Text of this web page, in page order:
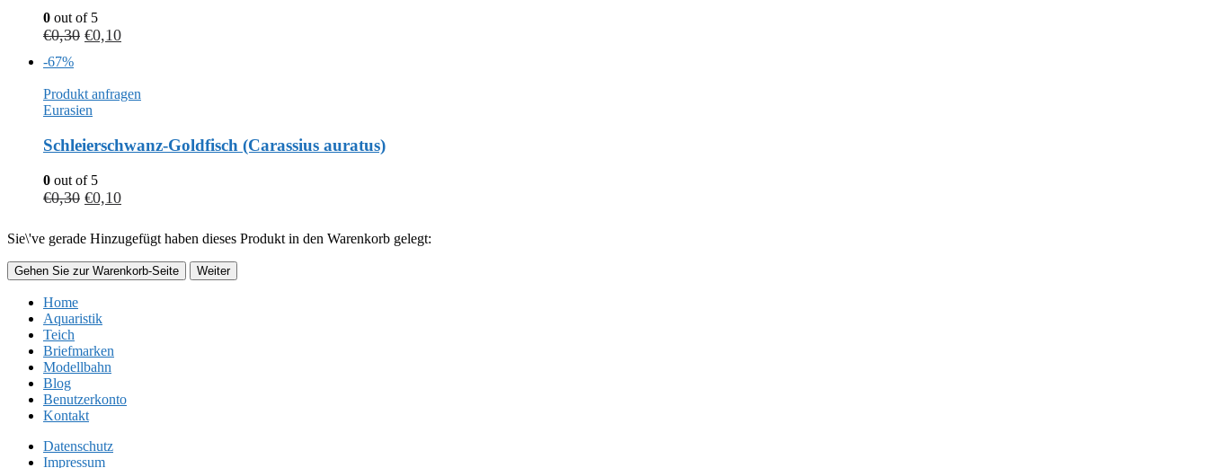
0 out of 5
€0,30 €0,10
-67%
Produkt anfragen
Eurasien
Schleierschwanz-Goldfisch (Carassius auratus)
0 out of 5
€0,30 €0,10
Sie\'ve gerade Hinzugefügt haben dieses Produkt in den Warenkorb gelegt:
Gehen Sie zur Warenkorb-Seite Weiter
Home
Aquaristik
Teich
Briefmarken
Modellbahn
Blog
Benutzerkonto
Kontakt
Datenschutz
Impressum